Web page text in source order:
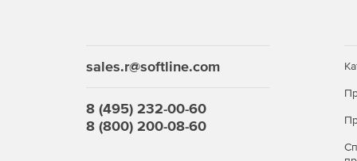
Adapter для высокоскоростной связи для
Полная поддержка C ++ 2017 с начальной
Поддержка Fortran: от 2008 до 2018.
sales.r@softline.com
8 (495) 232-00-60
8 (800) 200-08-60